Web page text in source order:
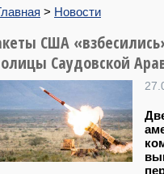
> Новости
США
Саудовской